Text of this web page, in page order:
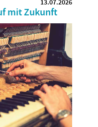
13.07.2026
mit Zukunft